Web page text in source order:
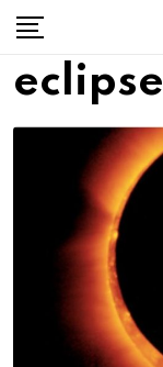
Skip
content
eclipse